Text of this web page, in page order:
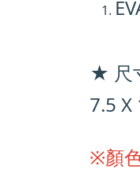
★ 尺
7.5 X
※顏